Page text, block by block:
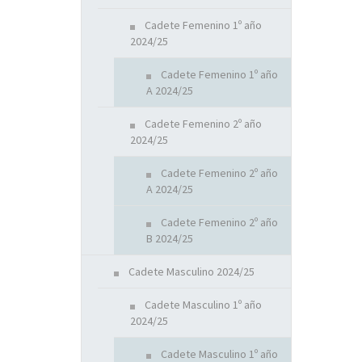
Cadete Femenino 1º año
2024/25
Cadete Femenino 1º año
A 2024/25
Cadete Femenino 2º año
2024/25
Cadete Femenino 2º año
A 2024/25
Cadete Femenino 2º año
B 2024/25
Cadete Masculino 2024/25
Cadete Masculino 1º año
2024/25
Cadete Masculino 1º año